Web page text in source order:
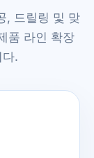
, 드릴링 및 맞
품 라인 확장
.